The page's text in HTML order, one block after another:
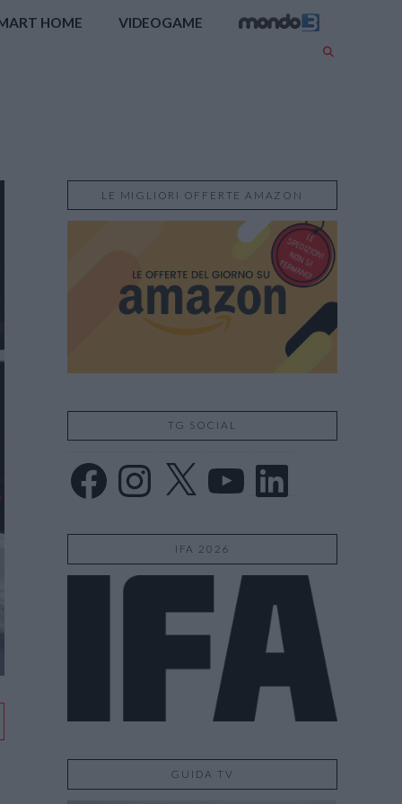
HOME VIDEOGAME
LE MIGLIORI OFFERTE AMAZON
TG SOCIAL
Facebook Instagram YouTube LinkedIn
IFA 2026
GUIDA TV